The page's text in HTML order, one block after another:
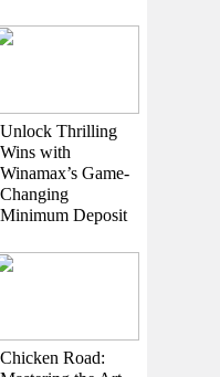
Unlock Thrilling
Wins with
Winamax’s Game-
Changing
Minimum Deposit
Chicken Road: